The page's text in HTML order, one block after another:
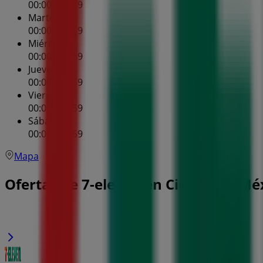
00:00 - 23:59
Martes
00:00 - 23:59
Miércoles
00:00 - 23:59
Jueves
00:00 - 23:59
Viernes
00:00 - 23:59
Sábado
00:00 - 23:59
Mapa
Ofertas de 7-eleven en Ciudad de